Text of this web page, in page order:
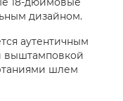
дизайном.
аутентичным
выштамповкой
шлем